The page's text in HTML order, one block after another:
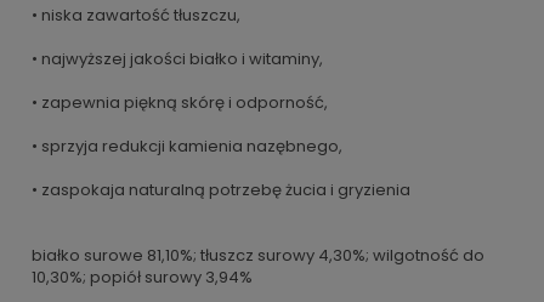
• niska zawartość tłuszczu,
• najwyższej jakości białko i witaminy,
• zapewnia piękną skórę i odporność,
• sprzyja redukcji kamienia nazębnego,
• zaspokaja naturalną potrzebę żucia i gryzienia
białko surowe 81,10%; tłuszcz surowy 4,30%; wilgotność do
10,30%; popiół surowy 3,94%